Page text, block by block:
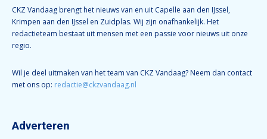
CKZ Vandaag brengt het nieuws van en uit Capelle aan den IJssel,
Krimpen aan den IJssel en Zuidplas. Wij zijn onafhankelijk. Het
redactieteam bestaat uit mensen met een passie voor nieuws uit onze
regio.
Wil je deel uitmaken van het team van CKZ Vandaag? Neem dan contact
met ons op: redactie@ckzvandaag.nl
Adverteren